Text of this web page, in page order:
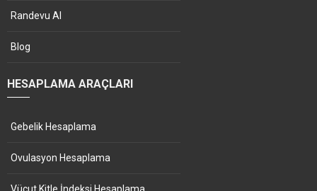
Randevu Al
Blog
HESAPLAMA ARAÇLARI
Gebelik Hesaplama
Ovulasyon Hesaplama